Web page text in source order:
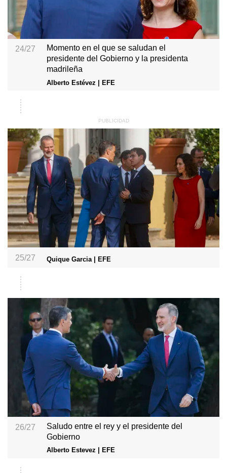
24/27
Momento en el que se saludan el
presidente del Gobierno y la presidenta
madrileña
Alberto Estévez | EFE
25/27 Quique Garcia | EFE
26/27
Saludo entre el rey y el presidente del
Gobierno
Alberto Estevez | EFE